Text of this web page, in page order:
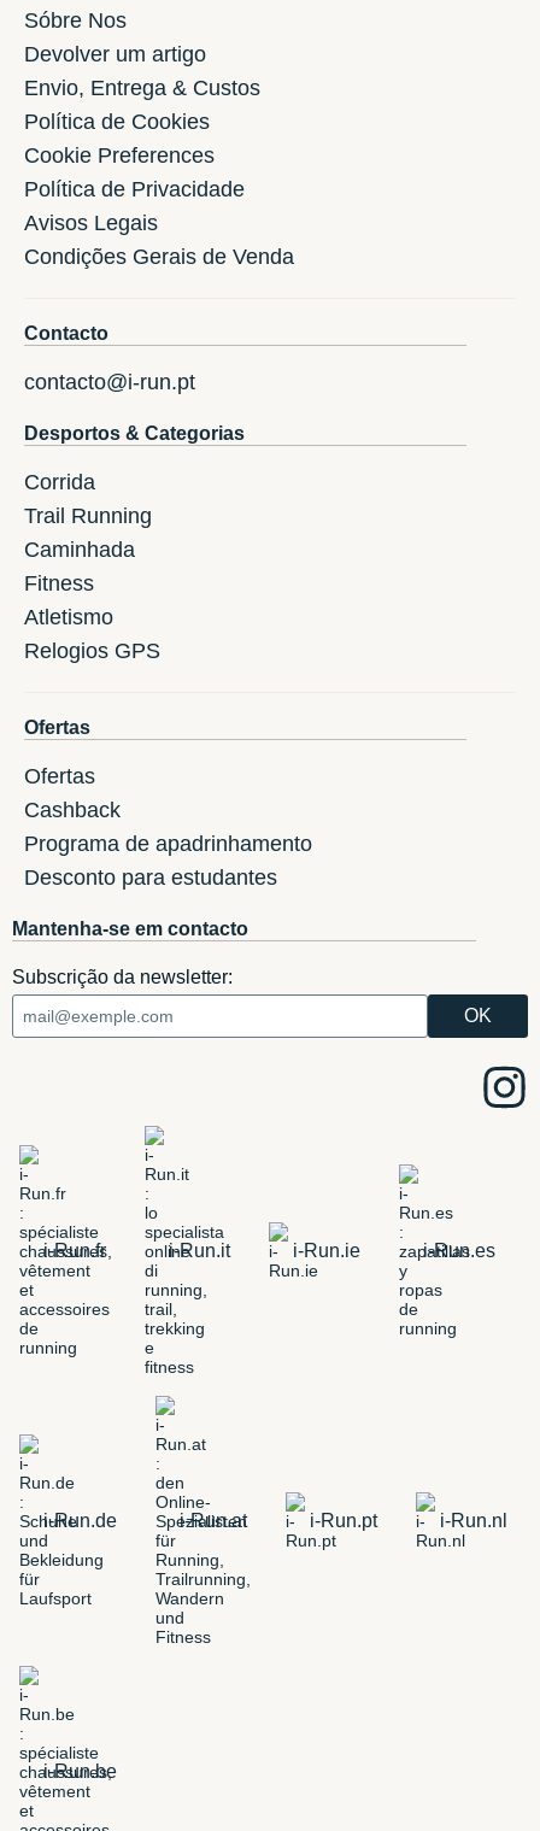
Sóbre Nos
Devolver um artigo
Envio, Entrega & Custos
Política de Cookies
Cookie Preferences
Política de Privacidade
Avisos Legais
Condições Gerais de Venda
Contacto
contacto@i-run.pt
Desportos & Categorias
Corrida
Trail Running
Caminhada
Fitness
Atletismo
Relogios GPS
Ofertas
Ofertas
Cashback
Programa de apadrinhamento
Desconto para estudantes
Mantenha-se em contacto
Subscrição da newsletter:
i-Run.fr i-Run.it i-Run.ie i-Run.es
i-Run.de i-Run.at i-Run.pt i-Run.nl
i-Run.be